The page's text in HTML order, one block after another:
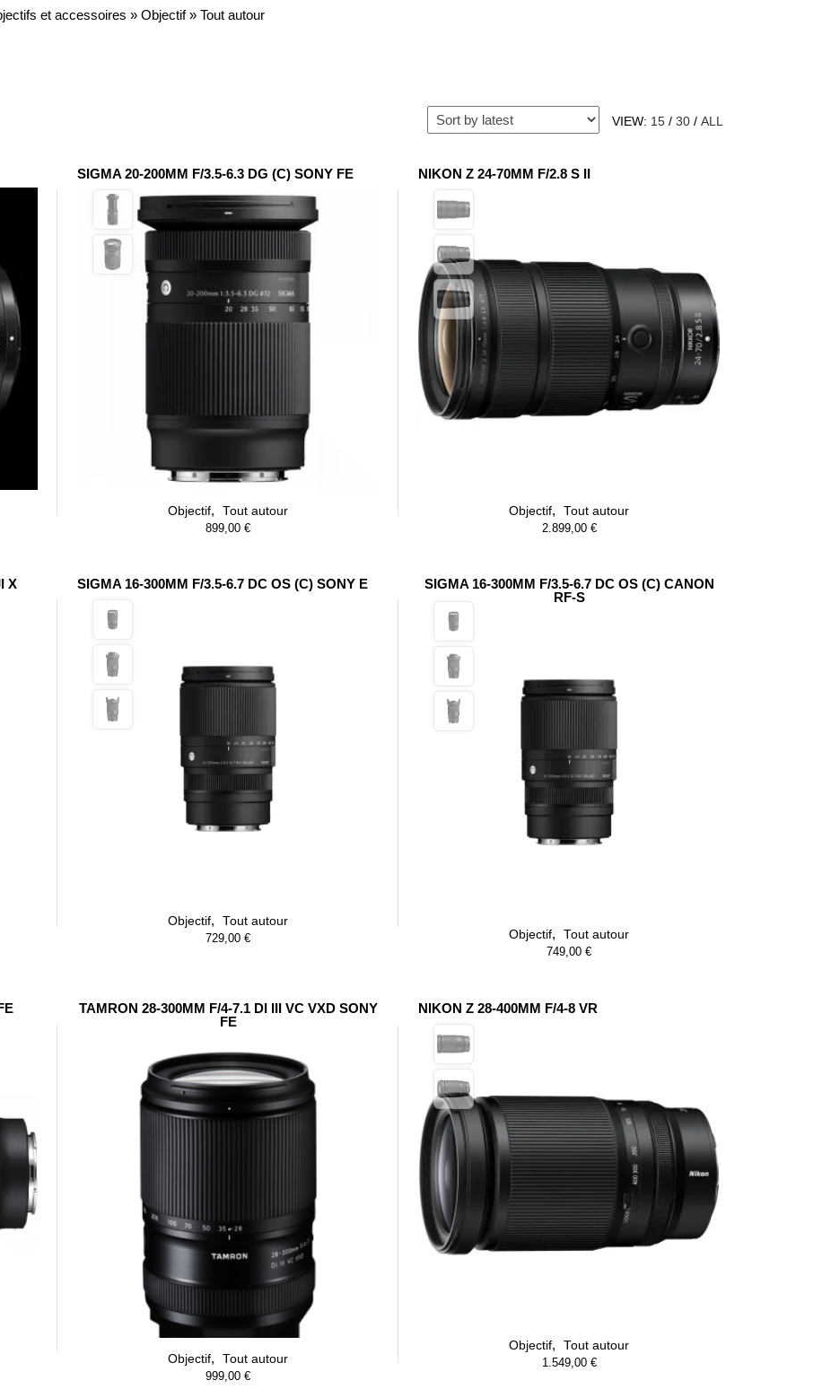
et accessoires » Objectif» Tout autour
VIEW: 15 / 30 / ALL
SIGMA 20-200MM F/3.5-6.3 DG (C) SONY FE
Objectif,
Tout autour
899,00 €
NIKON Z 24-70MM F/2.8 S II
Objectif,
Tout autour
2.899,00 €
X SIGMA 16-300MM F/3.5-6.7 DC OS (C) SONY E
Objectif,
Tout autour
729,00 €
SIGMA 16-300MM F/3.5-6.7 DC OS (C) CANON
RF-S
Objectif,
Tout autour
749,00 €
TAMRON 28-300MM F/4-7.1 DI III VC VXD SONY
FE
Objectif,
Tout autour
999,00 €
NIKON Z 28-400MM F/4-8 VR
Objectif,
Tout autour
1.549,00 €